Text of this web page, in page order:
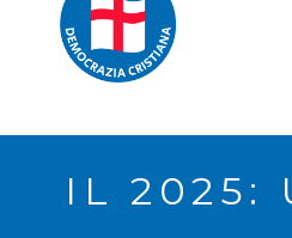
IL 2025: